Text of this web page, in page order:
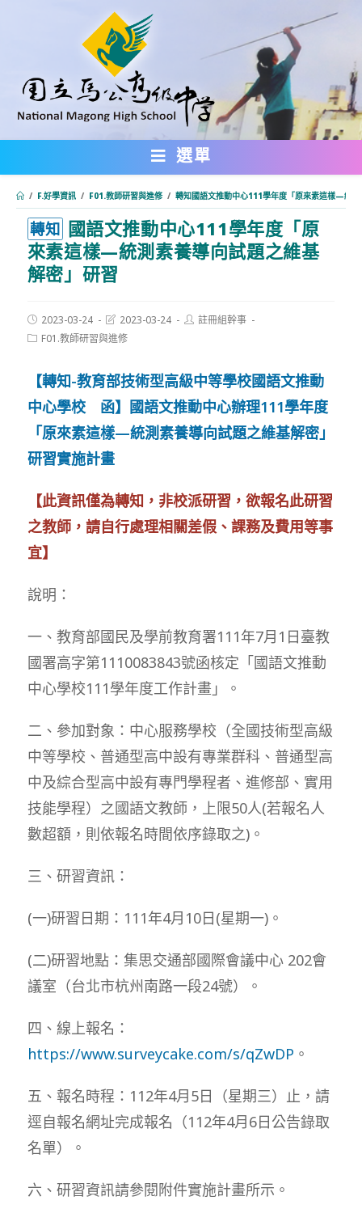
內
選單
/ F.好學資訊 / F01.教師研習與進修 / 轉知國語文推動中心111學年度「原來素這樣—統
轉知 國語文推動中心111學年度「原
來素這樣—統測素養導向試題之維基
解密」研習
Post
published:
2023-03-24
Post
last
modified:
2023-03-24
Post註冊組幹事
PostF01.教師研習與進修
【轉知-教育部技術型高級中等學校國語文推動
中心學校 函】國語文推動中心辦理111學年度
「原來素這樣—統測素養導向試題之維基解密」
研習實施計畫
【此資訊僅為轉知，非校派研習，欲報名此研習
之教師，請自行處理相關差假、課務及費用等事
宜】
說明：
一、教育部國民及學前教育署111年7月1日臺教
國署高字第1110083843號函核定「國語文推動
中心學校111學年度工作計畫」。
二、參加對象：中心服務學校（全國技術型高級
中等學校、普通型高中設有專業群科、普通型高
中及綜合型高中設有專門學程者、進修部、實用
技能學程）之國語文教師，上限50人(若報名人
數超額，則依報名時間依序錄取之)。
三、研習資訊：
(一)研習日期：111年4月10日(星期一)。
(二)研習地點：集思交通部國際會議中心 202會
議室（台北市杭州南路一段24號）。
四、線上報名：
https://www.surveycake.com/s/qZwDP 。
五、報名時程：112年4月5日（星期三）止，請
逕自報名網址完成報名（112年4月6日公告錄取
名單）。
六、研習資訊請參閱附件實施計畫所示。